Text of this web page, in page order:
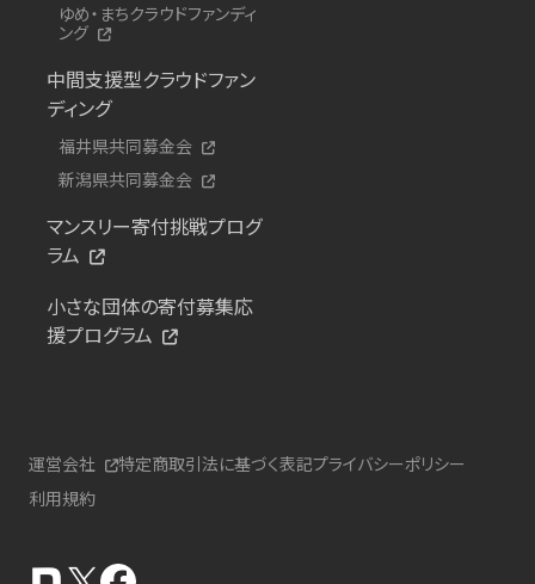
ゆめ・まちクラウドファンディ
ング
中間支援型クラウドファン
ディング
福井県共同募金会
新潟県共同募金会
マンスリー寄付挑戦プログ
ラム
小さな団体の寄付募集応
援プログラム
運営会社 特定商取引法に基づく表記プライバシーポリシー
利用規約